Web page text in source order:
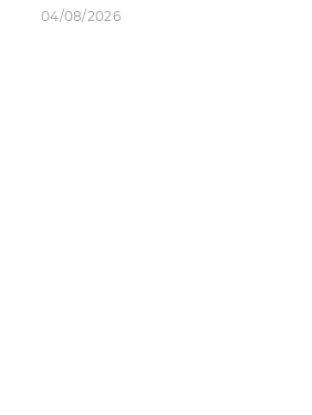
04/08/2026